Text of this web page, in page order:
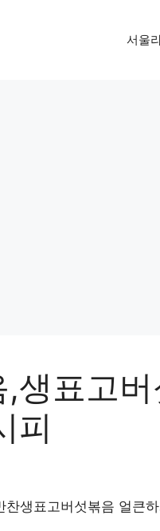
서울
생표고
피
생표고버섯볶음 얼큰